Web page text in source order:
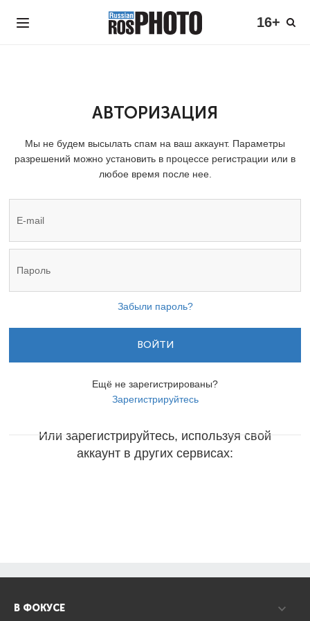
16+
АВТОРИЗАЦИЯ
Мы не будем высылать спам на ваш аккаунт. Параметры
разрешений можно установить в процессе регистрации или в
любое время после нее.
Забыли пароль?
ВОЙТИ
Ещё не зарегистрированы?
Зарегистрируйтесь
Или зарегистрируйтесь, используя свой
аккаунт в других сервисах:
В ФОКУСЕ